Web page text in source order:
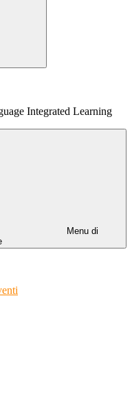
Integrated Learning
Menu di